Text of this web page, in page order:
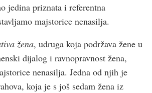
jedina priznata i referentna
majstorice nenasilja.
žena, udruga koja podržava žene u
dijalog i ravnopravnost žena,
nenasilja. Jedna od njih je
koja je s još sedam žena iz